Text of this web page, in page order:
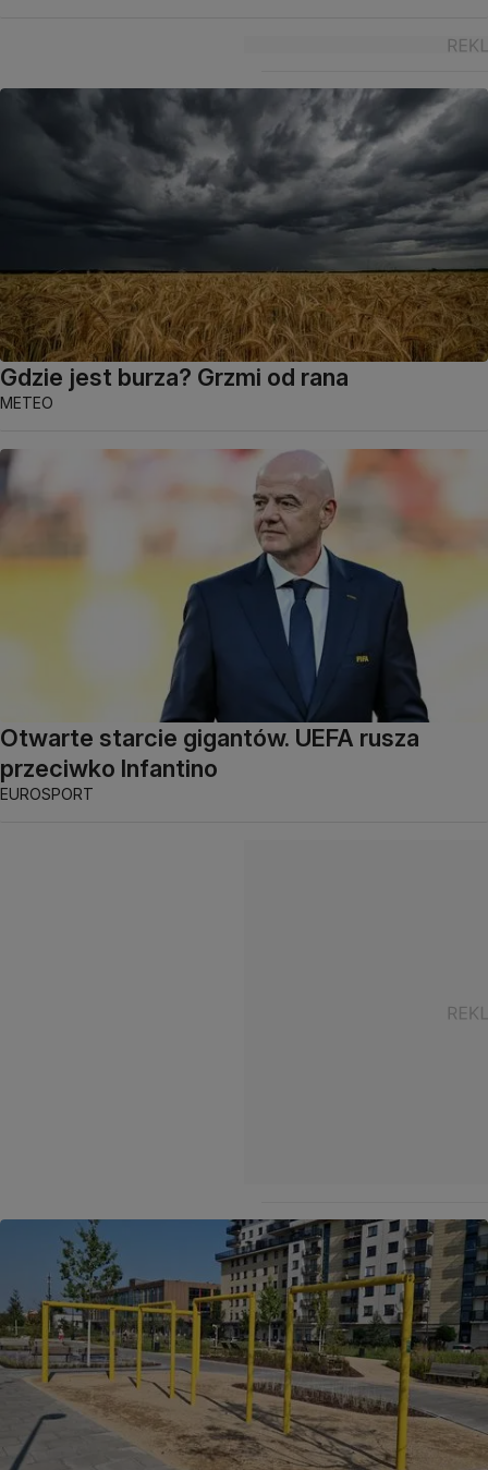
Gdzie jest burza? Grzmi od rana
METEO
Otwarte starcie gigantów. UEFA rusza
przeciwko Infantino
EUROSPORT